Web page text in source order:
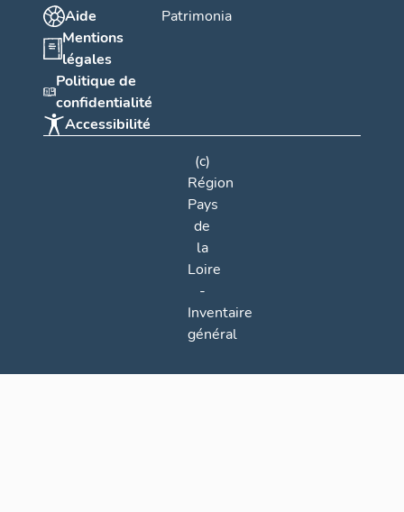
Aide
Mentions
légales
Politique de
confidentialité
Accessibilité
Patrimonia
(c)
Région
Pays
de
la
Loire
-
Inventaire
général